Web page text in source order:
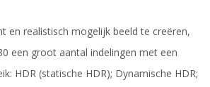
en realistisch mogelijk beeld te creëren,
een groot aantal indelingen met een
HDR (statische HDR); Dynamische HDR;